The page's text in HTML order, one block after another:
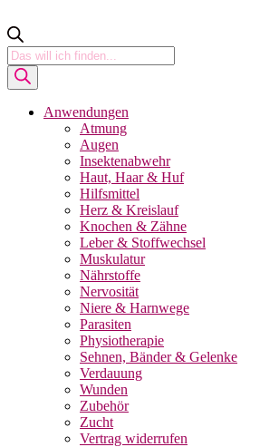
Products
search
Anwendungen
Atmung
Augen
Insektenabwehr
Haut, Haar & Huf
Hilfsmittel
Herz & Kreislauf
Knochen & Zähne
Leber & Stoffwechsel
Muskulatur
Nährstoffe
Nervosität
Niere & Harnwege
Parasiten
Physiotherapie
Sehnen, Bänder & Gelenke
Verdauung
Wunden
Zubehör
Zucht
Vertrag widerrufen